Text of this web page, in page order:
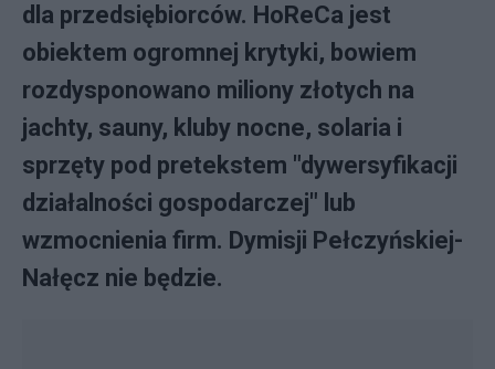
dla przedsiębiorców. HoReCa jest
obiektem ogromnej krytyki, bowiem
rozdysponowano miliony złotych na
jachty, sauny, kluby nocne, solaria i
sprzęty pod pretekstem "dywersyfikacji
działalności gospodarczej" lub
wzmocnienia firm. Dymisji Pełczyńskiej-
Nałęcz nie będzie.